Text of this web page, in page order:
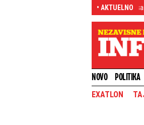
• AKTUELNO
vatrogasci u lavovskoj borbi sa vatrom
NOVO POLITIKA
EXATLON